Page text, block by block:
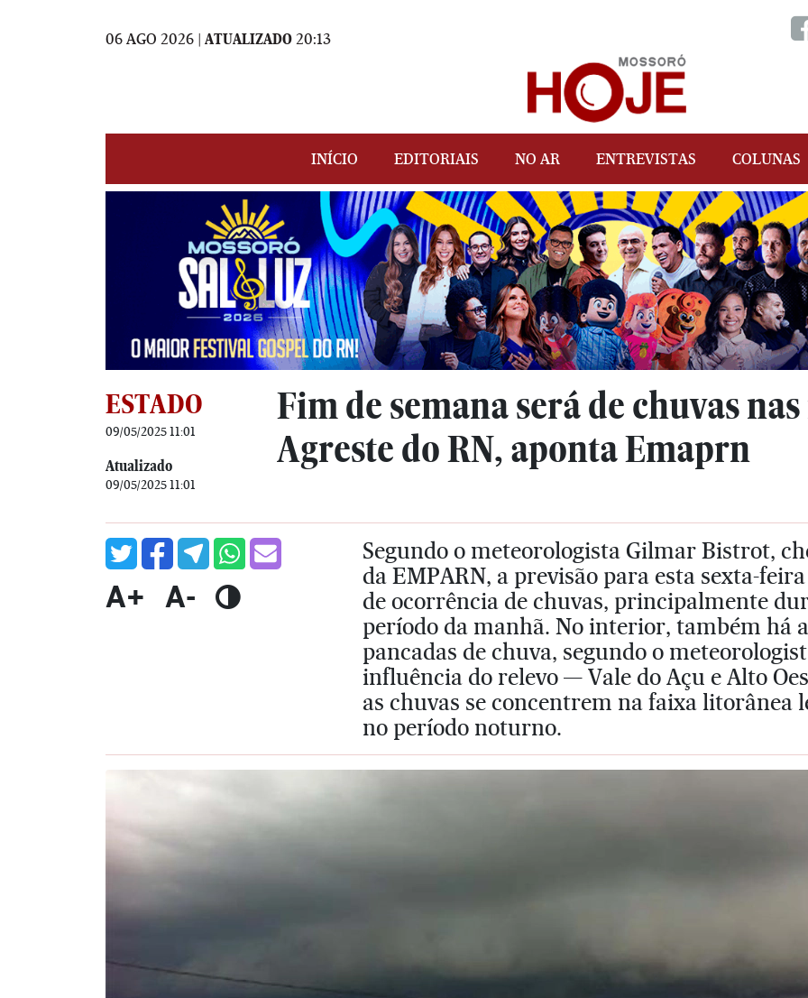
06 AGO 2026 | ATUALIZADO 20:13
INÍCIO EDITORIAIS NO AR ENTREVISTAS COLUNAS
ESTADO
09/05/2025 11:01
Atualizado
09/05/2025 11:01
Fim de semana será de chuvas
Agreste do RN, aponta Emaprn
A+ A-
Segundo o meteorologista Gilmar Bistrot,
da EMPARN, a previsão para esta sexta-
de ocorrência de chuvas, principalmente
período da manhã. No interior, também há
pancadas de chuva, segundo o
influência do relevo — Vale do Açu e Alto
as chuvas se concentrem na faixa litorânea
no período noturno.